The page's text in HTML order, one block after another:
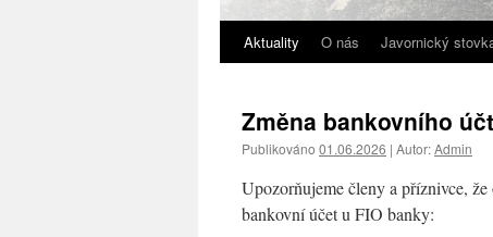
Aktuality O nás Javornický
Změna bankovního
Publikováno 01.06.2026 | Autor:Admin
Upozorňujeme členy a příznivce,
bankovní účet u FIO banky: